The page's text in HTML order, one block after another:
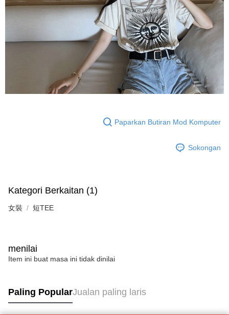
Paparkan Butiran Mod Komputer
Sokongan
Kategori Berkaitan (1)
女裝 短TEE
menilai
Item ini buat masa ini tidak dinilai
Paling PopularJualan paling laris